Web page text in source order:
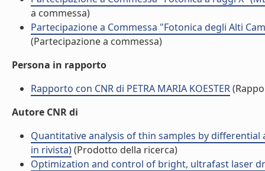
a commessa)
Partecipazione a Commessa "Fotonica degli Alti
(Partecipazione a commessa)
Persona in rapporto
Rapporto con CNR di PETRA MARIA KOESTER
Autore CNR di
Quantitative analysis of thin samples by
in rivista)(Prodotto della ricerca)
Optimization and control of bright, ultrafast laser